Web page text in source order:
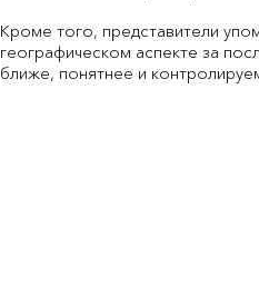
Кроме того, представители
географическом аспекте за
ближе, понятнее и